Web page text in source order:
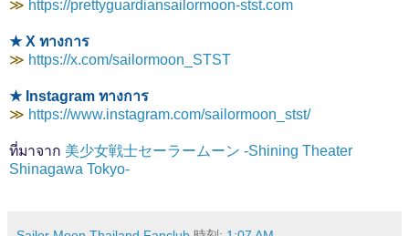
≫ https://prettyguardiansailormoon-stst.com
★ X ทางการ
≫ https://x.com/sailormoon_STST
★ Instagram ทางการ
≫ https://www.instagram.com/sailormoon_stst/
ที่มาจาก 美少女戦士セーラームーン -Shining Theater
Shinagawa Tokyo-